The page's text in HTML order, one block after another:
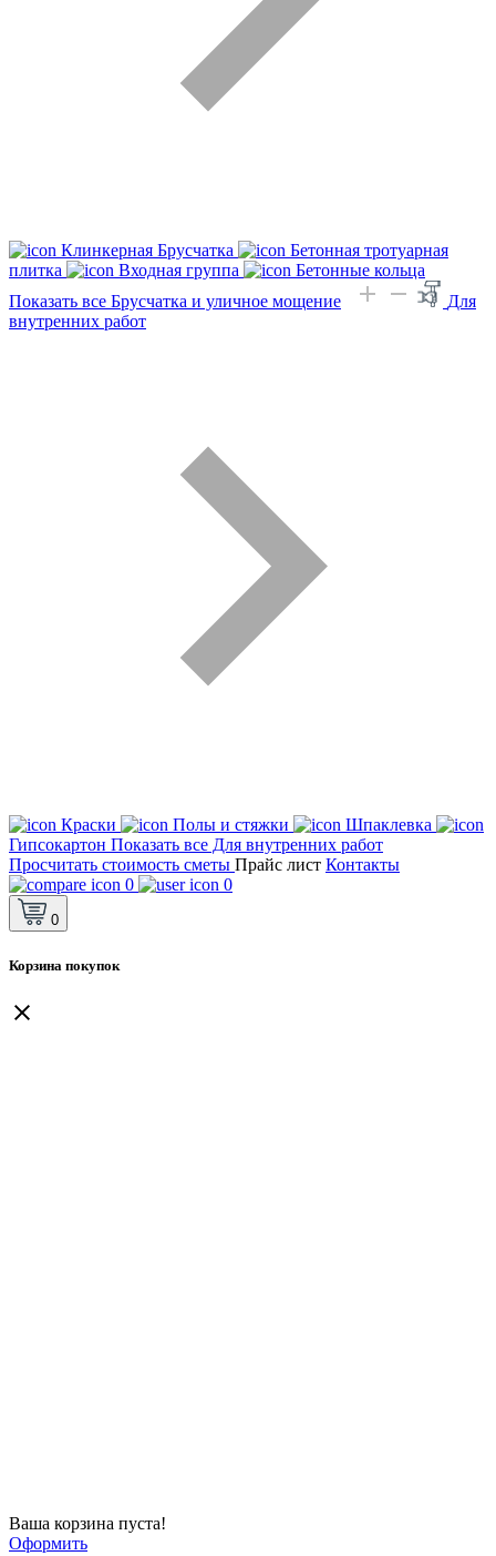
Клинкерная Брусчатка
Бетонная тротуарная
плитка
Входная группа
Бетонные кольца
Показать все Брусчатка и уличное мощение
Для
внутренних работ
Краски Полы и стяжки
Шпаклевка
Гипсокартон Показать все Для внутренних работ
Просчитать стоимость сметы Прайс лист Контакты
0
0
0
Корзина покупок
Ваша корзина пуста!
Оформить